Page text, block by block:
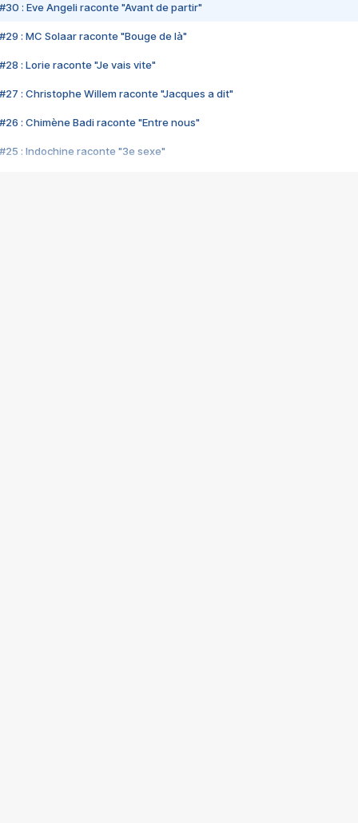
#30 : Eve Angeli raconte "Avant de partir"
#29 : MC Solaar raconte "Bouge de là"
#28 : Lorie raconte "Je vais vite"
#27 : Christophe Willem raconte "Jacques a dit"
#26 : Chimène Badi raconte "Entre nous"
#25 : Indochine raconte "3e sexe"